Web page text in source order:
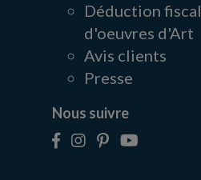
Déduction
d'oeuvres d'Art
Avis clients
Presse
Nous suivre